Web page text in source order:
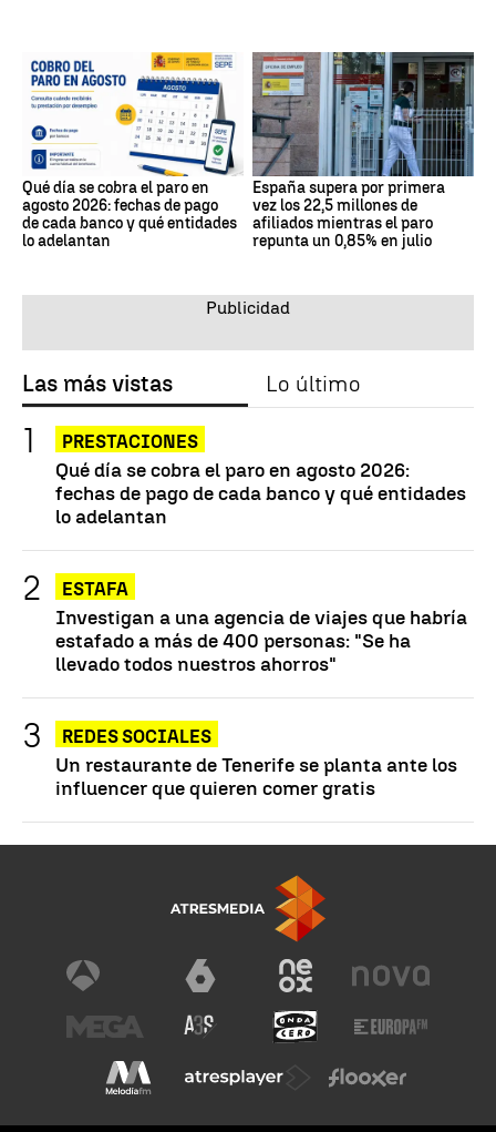
Qué día se cobra el paro en
agosto 2026: fechas de pago
de cada banco y qué entidades
lo adelantan
España supera por primera
vez los 22,5 millones de
afiliados mientras el paro
repunta un 0,85% en julio
Las más vistas Lo último
PRESTACIONES
Qué día se cobra el paro en agosto 2026:
fechas de pago de cada banco y qué entidades
lo adelantan
ESTAFA
Investigan a una agencia de viajes que habría
estafado a más de 400 personas: "Se ha
llevado todos nuestros ahorros"
REDES SOCIALES
Un restaurante de Tenerife se planta ante los
influencer que quieren comer gratis